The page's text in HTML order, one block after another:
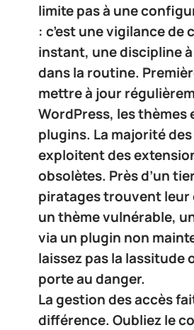
limite pas à une
: c’est une vigilance de
instant, une discipline
dans la routine.
mettre à jour
WordPress, les thèmes
plugins. La majorité
exploitent des
obsolètes. Près d’un
piratages trouvent leur
un thème vulnérable,
via un plugin non
laissez pas la lassitude
porte au danger.
La gestion des accès
différence. Oubliez le